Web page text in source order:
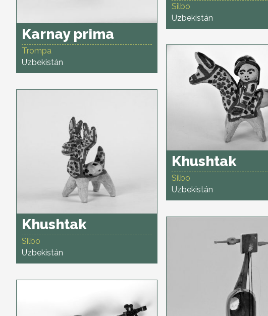
Karnay prima
Trompa
Uzbekistán
Silbo
Uzbekistán
Khushtak
Silbo
Uzbekistán
Khushtak
Silbo
Uzbekistán